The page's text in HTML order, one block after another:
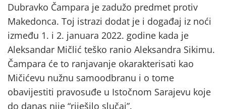
Dubravko Čampara je zadužo predmet protiv
Makedonca. Toj istrazi dodat je i događaj iz noći
između 1. i 2. januara 2022. godine kada je
Aleksandar Mičlić teško ranio Aleksandra Sikimu.
Čampara će to ranjavanje okarakterisati kao
Mičićevu nužnu samoodbranu i o tome
obavijestiti pravosuđe u Istočnom Sarajevu koje
do danas nije “riješilo slučaj”.